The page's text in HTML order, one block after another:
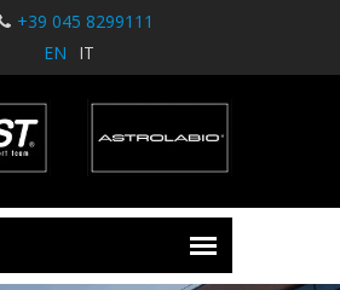
+39 045 8299111
EN
IT